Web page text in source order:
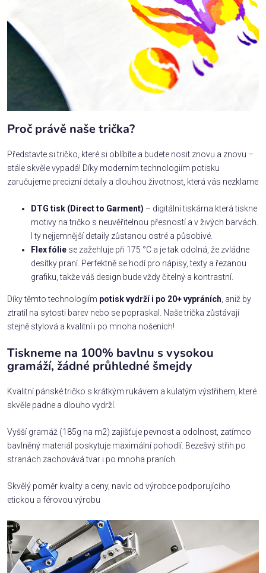
Proč právě naše trička?
Představte si tričko, které si oblíbíte a budete nosit znovu a znovu –
stále skvěle vypadá! Díky moderním technologiím potisku
zaručujeme precizní detaily a dlouhou životnost, která vás nezklame
DTG tisk (Direct to Garment) – digitální tiskárna která tiskne
motivy na tričko s neuvěřitelnou přesností a v živých barvách.
I ty nejjemnější detaily zůstanou ostré a působivé.
Flex fólie se zažehluje při 175 °C a je tak odolná, že zvládne
desítky praní. Perfektně se hodí pro nápisy, texty a řezanou
grafiku, takže váš design bude vždy čitelný a kontrastní.
Díky těmto technologiím potisk vydrží i po 20+ vypráních, aniž by
ztratil na sytosti barev nebo se popraskal. Naše trička zůstávají
stejně stylová a kvalitní i po mnoha nošeních!
Tiskneme na 100% bavlnu s vysokou
gramáží, žádné průhledné šmejdy
Kvalitní pánské tričko s krátkým rukávem a kulatým výstřihem, které
skvěle padne a dlouho vydrží.
Vyšší gramáž (185g na m2) zajišťuje pevnost a odolnost, zatímco
bavlněný materiál poskytuje maximální pohodlí. Bezešvý střih po
stranách zachovává tvar i po mnoha praních.
Skvělý poměr kvality a ceny, navíc od výrobce podporujícího
etickou a férovou výrobu